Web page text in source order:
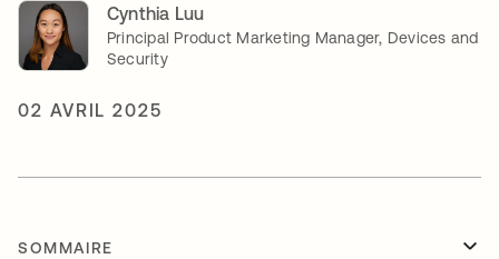
Cynthia Luu
Principal Product Marketing Manager, Devices and
Security
02 AVRIL 2025
SOMMAIRE